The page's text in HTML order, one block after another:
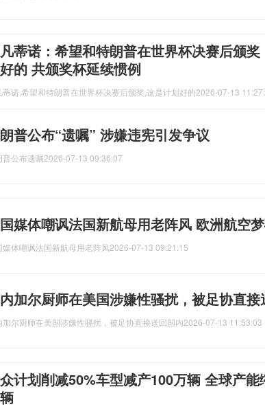
蒂诺：希望和特朗普在世界杯决赛后颁奖
的 共颁奖杯延续惯例
蒂诺,希望和特朗普在世界杯决赛后颁奖,这是计划好的2026-07-13
普公布“遗嘱” 涉嫌违宪引发争议
普公布遗嘱2026-07-13 09:36:07
媒体嘲讽法国新航母用老阵风 欧洲航空
媒体嘲讽法国新航母用老阵风2026-07-13 09:21:15
加尔厨师在美国涉嫌性骚扰，被足协直接
加尔厨师在美国涉嫌性骚扰，被足协直接送回国内2026-07-13 11:53:03
计划削减50%车型减产100万辆 全球产能